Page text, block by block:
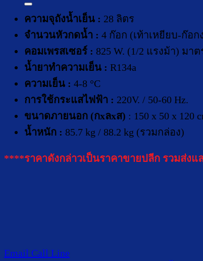
ความจุถังน้ำเย็น : 28 ลิตร
จำนวนหัวกดน้ำ : 4 ก๊อก (เท้าเหยียบ-ก๊อก
คอมเพรสเซอร์ : 825 W. (1/2 แรงม้า) มา
น้ำยาทำความเย็น : R134a
ความเย็น : 4-8 °C
การใช้กระแสไฟฟ้า : 220V. / 50-60 Hz.
ขนาดภายนอก (กxลxส) : 150 x 50 x 120
น้ำหนัก : 85.7 kg / 88.2 kg (รวมกล่อง)
****ราคาดังกล่าวเป็นราคาขายปลีก รวมส่ง
Email Call Line